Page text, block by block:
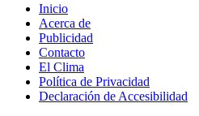
Inicio
Acerca de
Publicidad
Contacto
El Clima
Política de Privacidad
Declaración de Accesibilidad